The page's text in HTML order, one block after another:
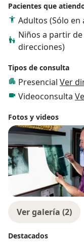
Pacientes que
Adultos (Sólo
Niños a partir
direcciones)
Tipos de consulta
Presencial Ver
Videoconsulta
Fotos y videos
Ver galería (2)
Destacados